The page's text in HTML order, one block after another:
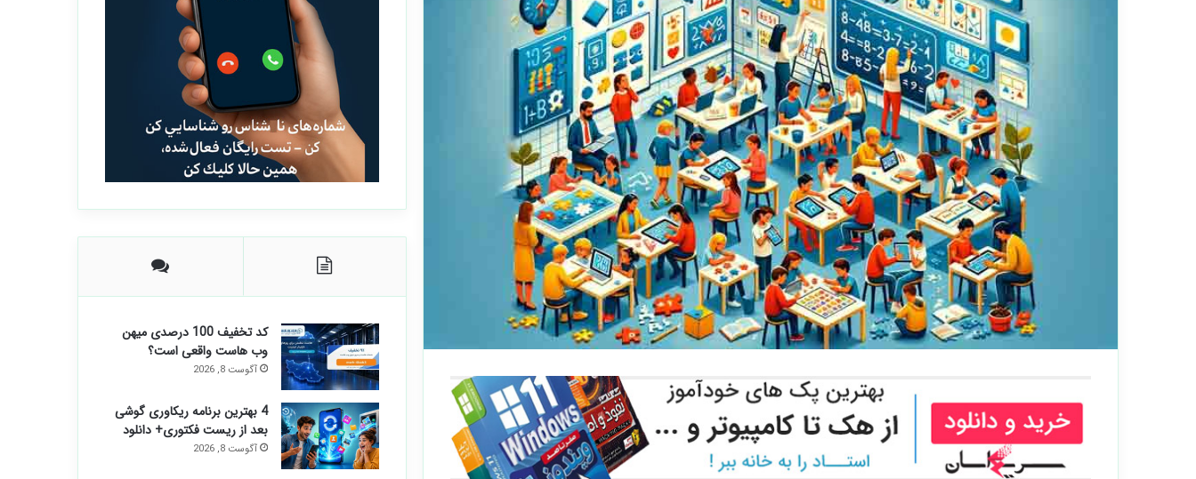
کد تخفیف 100 درصدی میهن
وب هاست واقعی است؟
آگوست 8, 2026
4 بهترین برنامه ریکاوری گوشی
بعد از ریست فکتوری+ دانلود
آگوست 8, 2026